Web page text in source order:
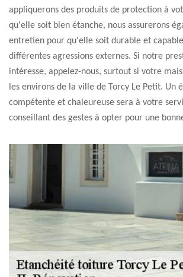
appliquerons des produits de protection à
qu'elle soit bien étanche, nous assurerons
entretien pour qu'elle soit durable et
différentes agressions externes. Si notre
intéresse, appelez-nous, surtout si votre
les environs de la ville de Torcy Le Petit. Un
compétente et chaleureuse sera à votre
conseillant des gestes à opter pour une